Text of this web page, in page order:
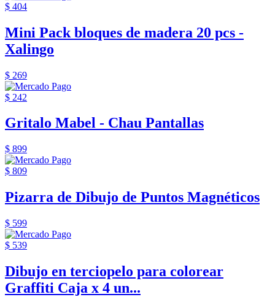
$ 404
Mini Pack bloques de madera 20 pcs -
Xalingo
$ 269
$ 242
Gritalo Mabel - Chau Pantallas
$ 899
$ 809
Pizarra de Dibujo de Puntos Magnéticos
$ 599
$ 539
Dibujo en terciopelo para colorear
Graffiti Caja x 4 un...